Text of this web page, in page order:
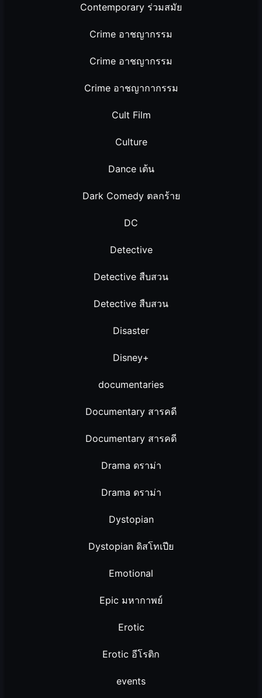
Contemporary ร่วมสมัย
Crime อาชญากรรม
Crime อาชญากรรม
Crime อาชญากากรรม
Cult Film
Culture
Dance เต้น
Dark Comedy ตลกร้าย
DC
Detective
Detective สืบสวน
Detective สืบสวน
Disaster
Disney+
documentaries
Documentary สารคดี
Documentary สารคดี
Drama ดราม่า
Drama ดราม่า
Dystopian
Dystopian ดิสโทเปีย
Emotional
Epic มหากาพย์
Erotic
Erotic อีโรติก
events